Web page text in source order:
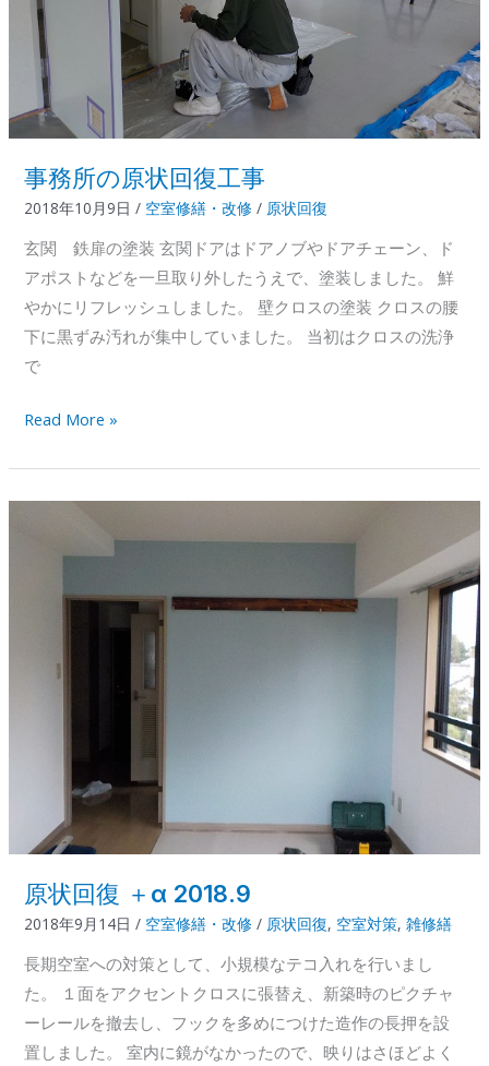
事務所の原状回復工事
2018年10月9日/ 空室修繕・改修 / 原状回復
玄関 鉄扉の塗装 玄関ドアはドアノブやドアチェーン、ド
アポストなどを一旦取り外したうえで、塗装しました。 鮮
やかにリフレッシュしました。 壁クロスの塗装 クロスの腰
下に黒ずみ汚れが集中していました。 当初はクロスの洗浄
で
事
所
の
Read More »
原状回復 ＋α 2018.9
2018年9月14日/ 空室修繕・改修 / 原状回復, 空室対策,雑修繕
長期空室への対策として、小規模なテコ入れを行いまし
た。 １面をアクセントクロスに張替え、新築時のピクチャ
ーレールを撤去し、フックを多めにつけた造作の長押を設
置しました。 室内に鏡がなかったので、映りはさほどよく